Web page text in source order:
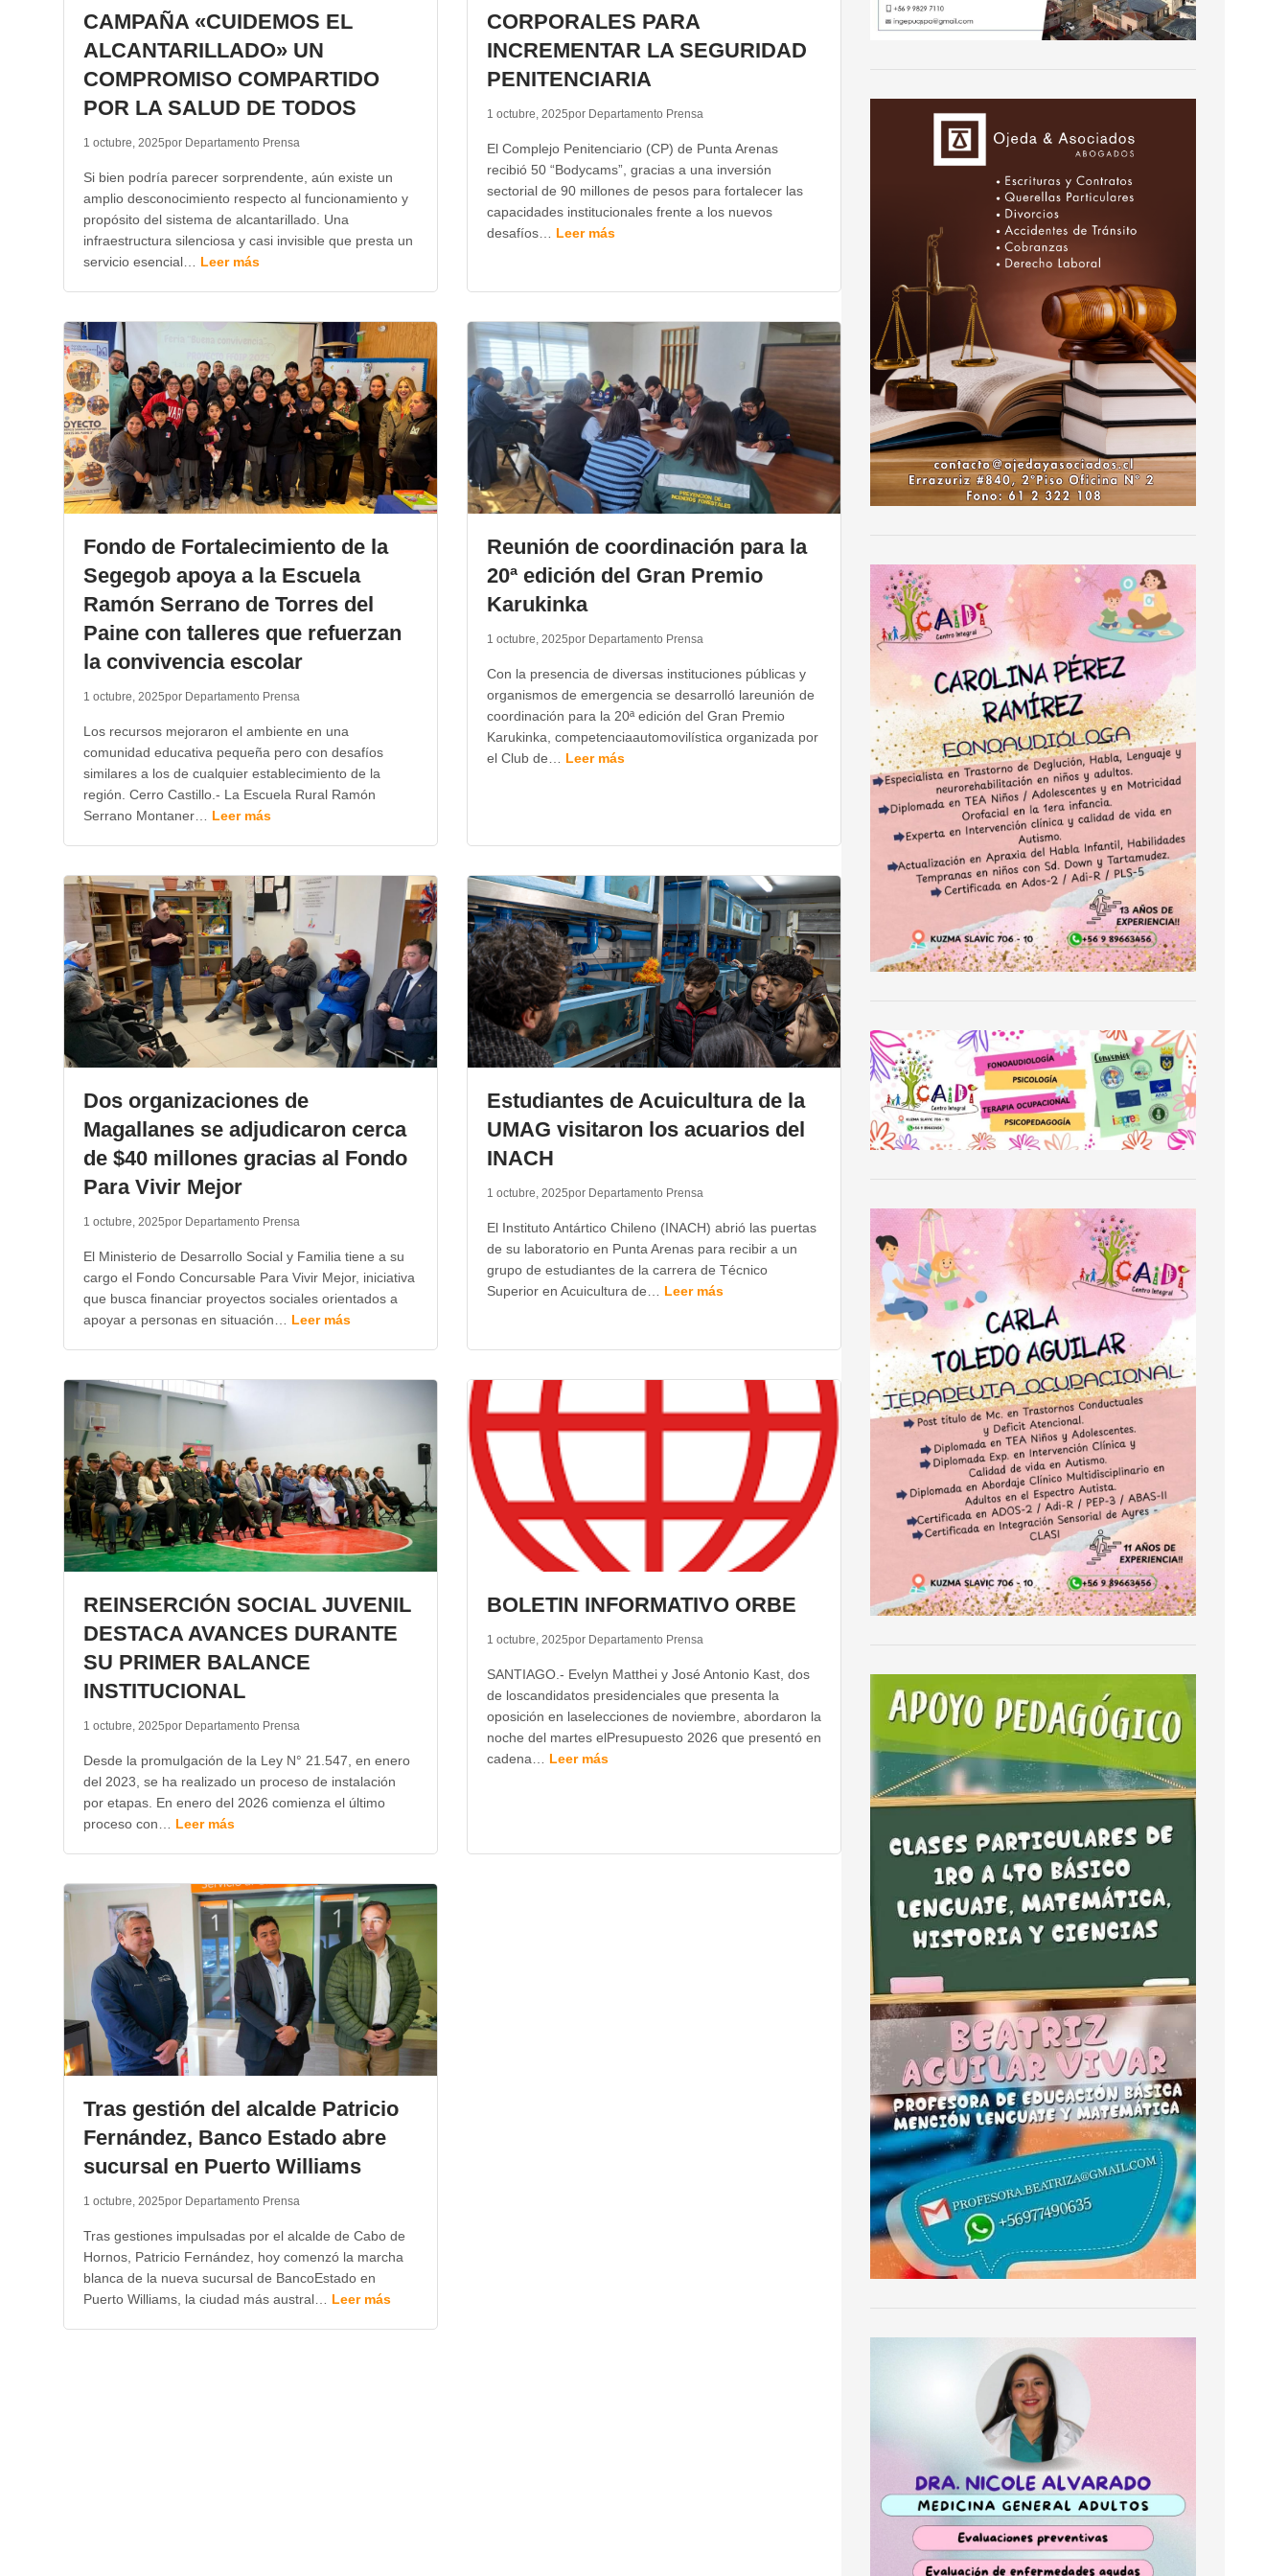
CAMPAÑA «CUIDEMOS EL
ALCANTARILLADO» UN
COMPROMISO COMPARTIDO
POR LA SALUD DE TODOS
1 octubre, 2025por Departamento Prensa
Si bien podría parecer sorprendente, aún existe un
amplio desconocimiento respecto al funcionamiento y
propósito del sistema de alcantarillado. Una
infraestructura silenciosa y casi invisible que presta un
servicio esencial… Leer más
CORPORALES PARA
INCREMENTAR LA SEGURIDAD
PENITENCIARIA
1 octubre, 2025por Departamento Prensa
El Complejo Penitenciario (CP) de Punta Arenas
recibió 50 “Bodycams”, gracias a una inversión
sectorial de 90 millones de pesos para fortalecer las
capacidades institucionales frente a los nuevos
desafíos… Leer más
Fondo de Fortalecimiento de la
Segegob apoya a la Escuela
Ramón Serrano de Torres del
Paine con talleres que refuerzan
la convivencia escolar
1 octubre, 2025por Departamento Prensa
Los recursos mejoraron el ambiente en una
comunidad educativa pequeña pero con desafíos
similares a los de cualquier establecimiento de la
región. Cerro Castillo.- La Escuela Rural Ramón
Serrano Montaner… Leer más
Reunión de coordinación para la
20ª edición del Gran Premio
Karukinka
1 octubre, 2025por Departamento Prensa
Con la presencia de diversas instituciones públicas y
organismos de emergencia se desarrolló lareunión de
coordinación para la 20ª edición del Gran Premio
Karukinka, competenciaautomovilística organizada por
el Club de… Leer más
Dos organizaciones de
Magallanes se adjudicaron cerca
de $40 millones gracias al Fondo
Para Vivir Mejor
1 octubre, 2025por Departamento Prensa
El Ministerio de Desarrollo Social y Familia tiene a su
cargo el Fondo Concursable Para Vivir Mejor, iniciativa
que busca financiar proyectos sociales orientados a
apoyar a personas en situación… Leer más
Estudiantes de Acuicultura de la
UMAG visitaron los acuarios del
INACH
1 octubre, 2025por Departamento Prensa
El Instituto Antártico Chileno (INACH) abrió las puertas
de su laboratorio en Punta Arenas para recibir a un
grupo de estudiantes de la carrera de Técnico
Superior en Acuicultura de… Leer más
REINSERCIÓN SOCIAL JUVENIL
DESTACA AVANCES DURANTE
SU PRIMER BALANCE
INSTITUCIONAL
1 octubre, 2025por Departamento Prensa
Desde la promulgación de la Ley N° 21.547, en enero
del 2023, se ha realizado un proceso de instalación
por etapas. En enero del 2026 comienza el último
proceso con… Leer más
BOLETIN INFORMATIVO ORBE
1 octubre, 2025por Departamento Prensa
SANTIAGO.- Evelyn Matthei y José Antonio Kast, dos
de loscandidatos presidenciales que presenta la
oposición en laselecciones de noviembre, abordaron la
noche del martes elPresupuesto 2026 que presentó en
cadena… Leer más
Tras gestión del alcalde Patricio
Fernández, Banco Estado abre
sucursal en Puerto Williams
1 octubre, 2025por Departamento Prensa
Tras gestiones impulsadas por el alcalde de Cabo de
Hornos, Patricio Fernández, hoy comenzó la marcha
blanca de la nueva sucursal de BancoEstado en
Puerto Williams, la ciudad más austral… Leer más